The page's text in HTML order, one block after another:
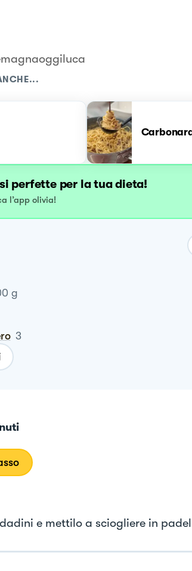
perfette per la tua dieta!
l’app olivia!
g
3
e mettilo a sciogliere in